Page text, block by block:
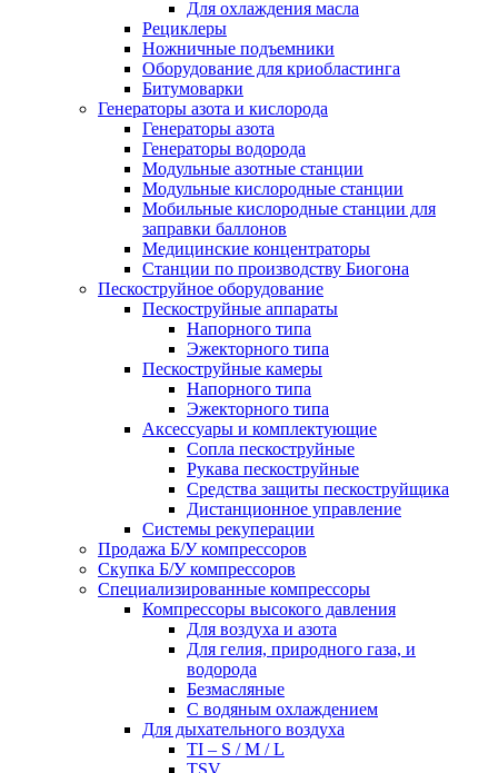
Для охлаждения масла
Рециклеры
Ножничные подъемники
Оборудование для криобластинга
Битумоварки
Генераторы азота и кислорода
Генераторы азота
Генераторы водорода
Модульные азотные станции
Модульные кислородные станции
Мобильные кислородные станции для
заправки баллонов
Медицинские концентраторы
Станции по производству Биогона
Пескоструйное оборудование
Пескоструйные аппараты
Напорного типа
Эжекторного типа
Пескоструйные камеры
Напорного типа
Эжекторного типа
Аксессуары и комплектующие
Сопла пескоструйные
Рукава пескоструйные
Средства защиты пескоструйщика
Дистанционное управление
Системы рекуперации
Продажа Б/У компрессоров
Скупка Б/У компрессоров
Специализированные компрессоры
Компрессоры высокого давления
Для воздуха и азота
Для гелия, природного газа, и
водорода
Безмасляные
С водяным охлаждением
Для дыхательного воздуха
TI – S / M / L
TSV